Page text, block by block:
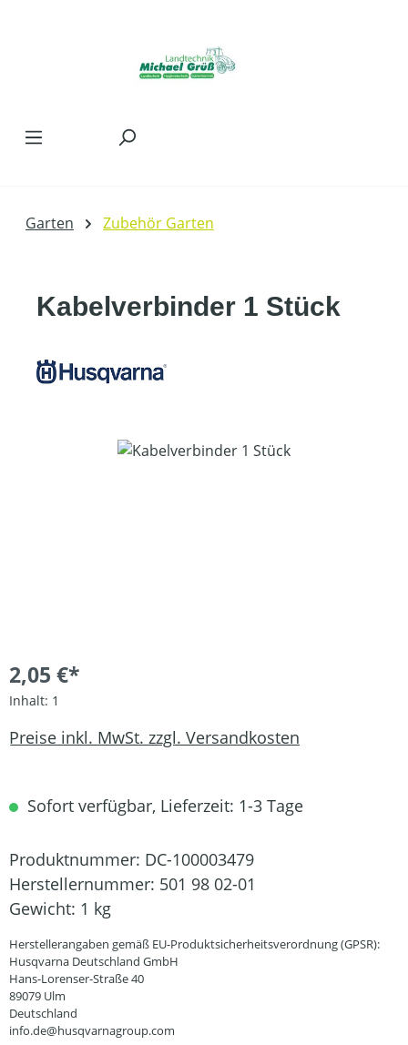
Garten Zubehör Garten
Kabelverbinder 1 Stück
Bildergalerie überspringen
2,05 €*
Inhalt: 1
Preise inkl. MwSt. zzgl. Versandkosten
Sofort verfügbar, Lieferzeit: 1-3 Tage
Produktnummer: DC-100003479
Herstellernummer: 501 98 02-01
Gewicht: 1 kg
Herstellerangaben gemäß EU-Produktsicherheitsverordnung (GPSR):
Husqvarna Deutschland GmbH
Hans-Lorenser-Straße 40
89079 Ulm
Deutschland
info.de@husqvarnagroup.com